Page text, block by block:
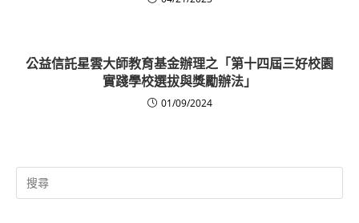
公益信託星雲大師教育基金辦理之「第十四屆三好校園
實踐學校選拔與獎勵辦法」
01/09/2024
Search
for: